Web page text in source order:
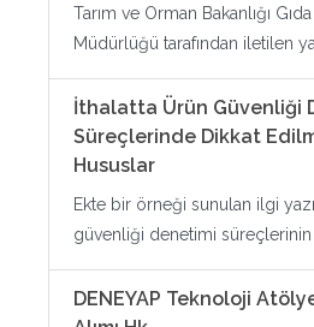
Tarım ve Orman Bakanlığı
Müdürlüğü tarafından iletilen
İthalatta Ürün Güvenliği
Süreçlerinde Dikkat
Hususlar
Ekte bir örneği sunulan ilgi
güvenliği denetimi süreçlerinin
DENEYAP Teknoloji